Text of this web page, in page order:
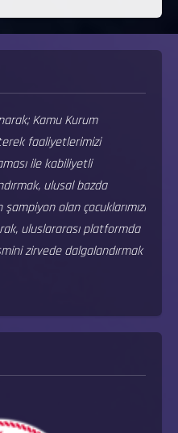
Kamu Kurum
faaliyetlerimizi
ile kabiliyetli
ulusal bazda
olan çocuklarımızı
uluslararası platformda
zirvede dalgalandırmak